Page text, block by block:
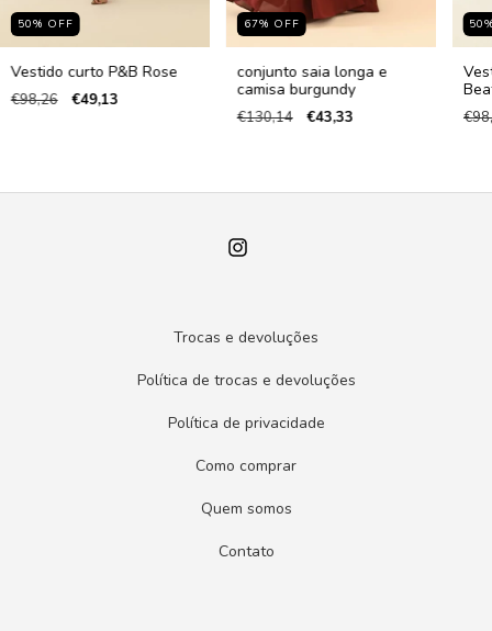
50% OFF
Vestido curto P&B Rose
€98,26 €49,13
67% OFF
conjunto saia longa e
camisa burgundy
€130,14 €43,33
50
Trocas e devoluções
Política de trocas e devoluções
Política de privacidade
Como comprar
Quem somos
Contato